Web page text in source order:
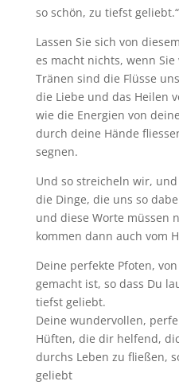
so schön, zu tiefst geliebt.“
Lassen Sie sich von
es macht nichts, wenn
Tränen sind die Flüsse
die Liebe und das Heilen
wie die Energien von
durch deine Hände
segnen.
Und so streicheln wir,
die Dinge, die uns so
und diese Worte müssen
kommen dann auch vom
Deine perfekte Pfoten,
gemacht ist, so dass Du
tiefst geliebt.
Deine wundervollen,
Hüften, die dir helfend,
durchs Leben zu fließen,
geliebt